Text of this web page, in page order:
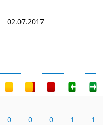
02.07.2017
0 0 0 1
1